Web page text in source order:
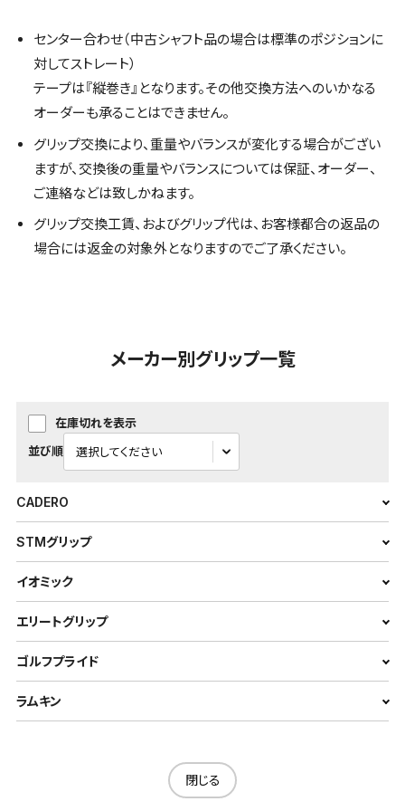
センター合わせ（中古シャフト品の場合は標準のポジションに
対してストレート）
テープは『縦巻き』となります。その他交換方法へのいかなる
オーダーも承ることはできません。
グリップ交換により、重量やバランスが変化する場合がござい
ますが、交換後の重量やバランスについては保証、オーダー、
ご連絡などは致しかねます。
グリップ交換工賃、およびグリップ代は、お客様都合の返品の
場合には返金の対象外となりますのでご了承ください。
メーカー別グリップ一覧
在庫切れを表示
並び順
CADERO
STMグリップ
イオミック
エリートグリップ
ゴルフプライド
ラムキン
閉じる